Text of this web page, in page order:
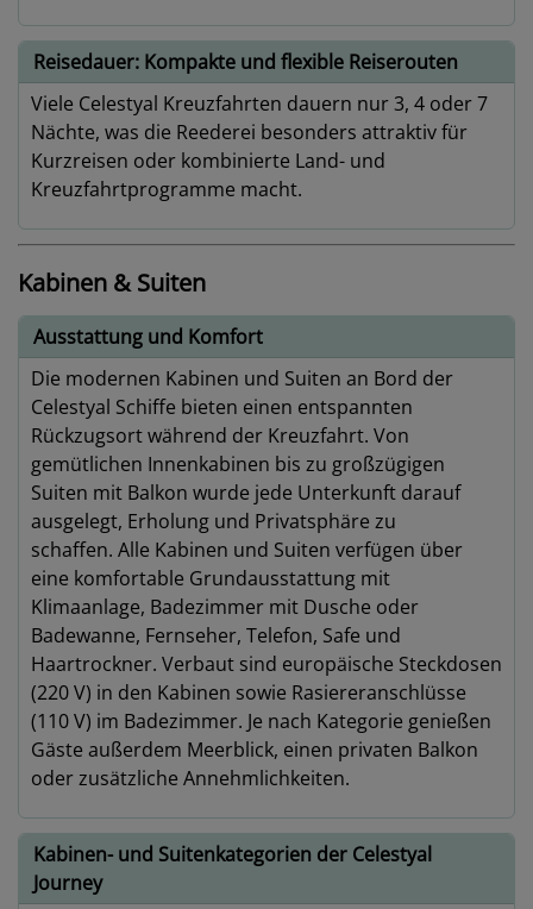
Reisedauer: Kompakte und flexible Reiserouten
Viele Celestyal Kreuzfahrten dauern nur 3, 4 oder 7
Nächte, was die Reederei besonders attraktiv für
Kurzreisen oder kombinierte Land- und
Kreuzfahrtprogramme macht.
Kabinen & Suiten
Ausstattung und Komfort
Die modernen Kabinen und Suiten an Bord der
Celestyal Schiffe bieten einen entspannten
Rückzugsort während der Kreuzfahrt. Von
gemütlichen Innenkabinen bis zu großzügigen
Suiten mit Balkon wurde jede Unterkunft darauf
ausgelegt, Erholung und Privatsphäre zu
schaffen. Alle Kabinen und Suiten verfügen über
eine komfortable Grundausstattung mit
Klimaanlage, Badezimmer mit Dusche oder
Badewanne, Fernseher, Telefon, Safe und
Haartrockner. Verbaut sind europäische Steckdosen
(220 V) in den Kabinen sowie Rasiereranschlüsse
(110 V) im Badezimmer. Je nach Kategorie genießen
Gäste außerdem Meerblick, einen privaten Balkon
oder zusätzliche Annehmlichkeiten.
Kabinen- und Suitenkategorien der Celestyal
Journey